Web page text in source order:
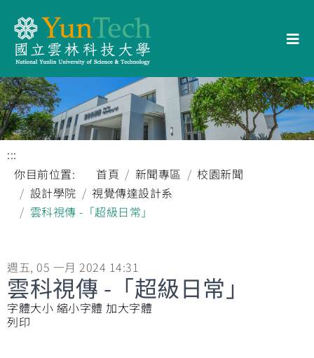
:::
你目前位置:
首頁 新聞專區
校園新聞
設計學院
視覺傳達設計系
雲科視傳 -「超級日常」
週五, 05 一月 2024 14:31
雲科視傳 -「超級日常」
字體大小 縮小字體 加大字體
列印